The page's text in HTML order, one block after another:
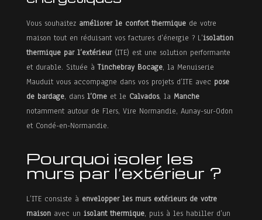
Accueil
À
propos
Menuiserie
Vous souhaitez améliorer le confort thermiquede votre
maison tout en réduisant vos factures d’énergie ? L’isolation
thermique par l’extérieur(ITE) est une solution performante
et durable. Située àTinchebray Bocage, la Menuiserie
Mauduit vous accompagne dans vos projets d’ITE avec pose
de bardage, dans l’Orneet le Calvados, la Manche
notamment autour de Flers, Vire Normandie, Aunay-sur-Odon
et Condé-en-Normandie.
Pourquoi isoler les
murs par l’extérieur ?
L’ITE consiste à envelopper les murs extérieurs de votre
maisonavec un isolant thermique, puis à les habiller d’un